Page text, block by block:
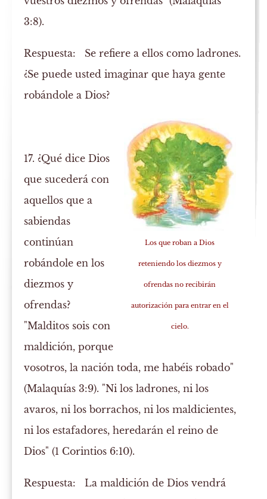
3:8).
Respuesta: Se refiere a ellos como ladrones.
¿Se puede usted imaginar que haya gente
robándole a Dios?
Los que roban a Dios
reteniendo los diezmos y
ofrendas no recibirán
autorización para entrar en el
cielo.
17. ¿Qué dice Dios
que sucederá con
aquellos que a
sabiendas
continúan
robándole en los
diezmos y
ofrendas?
"Malditos sois con
maldición, porque
vosotros, la nación toda, me habéis robado"
(Malaquías 3:9). "Ni los ladrones, ni los
avaros, ni los borrachos, ni los maldicientes,
ni los estafadores, heredarán el reino de
Dios" (1 Corintios 6:10).
Respuesta: La maldición de Dios vendrá